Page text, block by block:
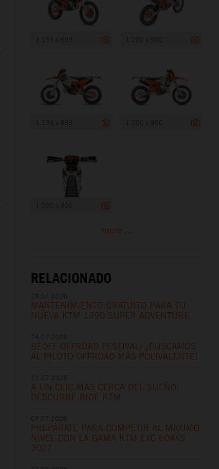
more ...
RELACIONADO
MANTENIMIENTO GRATUITO PARA TU
NUEVA KTM 1390 SUPER ADVENTURE
BEOFF OFFROAD FESTIVAL: ¡BUSCAMOS
AL PILOTO OFFROAD MÁS POLIVALENTE!
A UN CLIC MÁS CERCA DEL SUEÑO:
DESCUBRE RIDE KTM
PREPÁRATE PARA COMPETIR AL MÁXIMO
NIVEL CON LA GAMA KTM EXC 6DAYS
2027